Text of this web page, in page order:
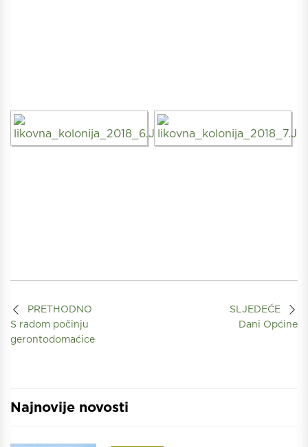
PRETHODNO
S radom počinju
gerontodomaćice
SLJEDEĆE
Dani Općine
Najnovije novosti